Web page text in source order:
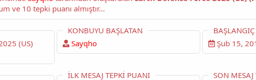
konu şimdiye dek 679 kez görüntülenmiş, 2 yorum ve 10 tepki puanı almıştır...
KONBUYU BAŞLATAN
Sayqho
Şub 15,
İLK MESAJ TEPKI PUANI
SON MESAJ